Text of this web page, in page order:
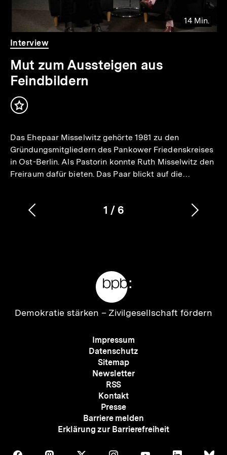
14 Min.
Video
Dauer
14
Min.
Interview
Mut zum Aussteigen aus
Feindbildern
Inhalt
Das Ehepaar Misselwitz gehörte 1981 zu den
Gründungsmitgliedern des Pankower Friedenskreises
in Ost-Berlin. Als Pastorin konnte Ruth Misselwitz den
Freiraum dafür bieten. Das Paar blickt auf die…
Karussellinhalt
1
von
/ 6
Vorherigen
Zur
Demokratie stärken – Zivilgesellschaft fördern
Meta-
Navigation
Impressum
Datenschutz
Sitemap
Newsletter
RSS
Kontakt
Presse
Barriere melden
Erklärung zur Barrierefreiheit